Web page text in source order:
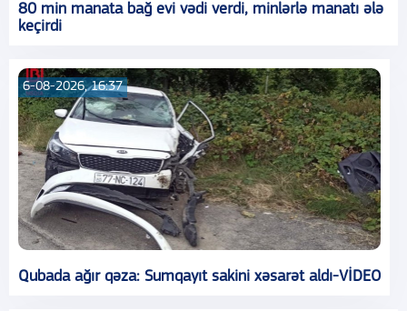
80 min manata bağ evi vədi verdi, minlərlə manatı ələ
keçirdi
6-08-2026, 16:37
Qubada ağır qəza: Sumqayıt sakini xəsarət aldı-VİDEO